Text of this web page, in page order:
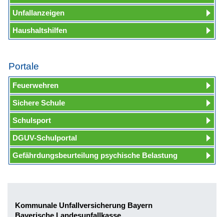
Unfallanzeigen
Haushaltshilfen
Portale
Feuerwehren
Sichere Schule
Schulsport
DGUV-Schulportal
Gefährdungsbeurteilung psychische Belastung
Kommunale Unfallversicherung Bayern
Bayerische Landesunfallkasse